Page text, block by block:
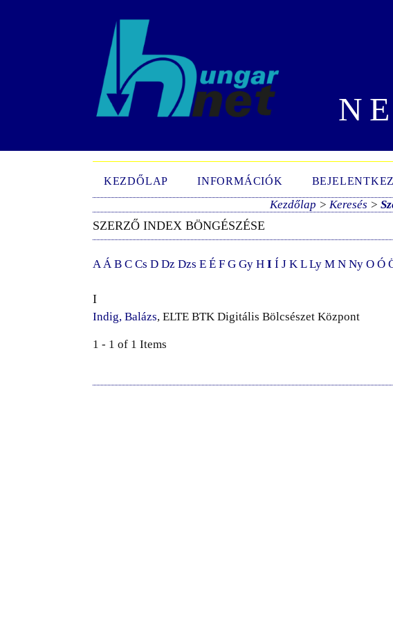
KEZDŐLAP INFORMÁCIÓK
Kezdőlap > Keresés >
SZERZŐ INDEX BÖNGÉSZÉSE
A Á B C Cs D Dz Dzs E É F G Gy H I Í J K L Ly M N Ny O Ó
I
Indig, Balázs, ELTE BTK Digitális Bölcsészet Központ
1 - 1 of 1 Items